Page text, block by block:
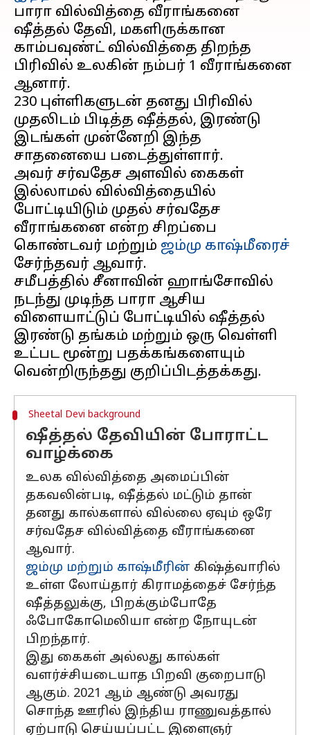
பாரா வில்வித்தை வீராங்கனை
ஷீத்தல் தேவி, மகளிருக்கான
காம்பவுண்ட் வில்வித்தை திறந்த
பிரிவில் உலகின் நம்பர் 1 வீராங்கனை
ஆனார்.
230 புள்ளிகளுடன் தனது பிரிவில்
முதலிடம் பிடித்த ஷீத்தல், இரண்டு
இடங்கள் முன்னேறி இந்த
சாதனையை படைத்துள்ளார்.
அவர் சர்வதேச அளவில் கைகள்
இல்லாமல் வில்வித்தையில்
போட்டியிடும் முதல் சர்வதேச
வீராங்கனை என்ற சிறப்பை
கொண்டவர் மற்றும் ஜம்மு காஷ்மீரைச்
சேர்ந்தவர் ஆவார்.
சமீபத்தில் சீனாவின் ஹாங்சோவில்
நடந்து முடிந்த பாரா ஆசிய
விளையாட்டுப் போட்டியில் ஷீத்தல்
இரண்டு தங்கம் மற்றும் ஒரு வெள்ளி
உட்பட மூன்று பதக்கங்களையும்
Sheetal Devi background
ஷீத்தல் தேவியின் போராட்ட
வாழ்க்கை
உலக வில்வித்தை அமைப்பின்
தகவலின்படி, ஷீத்தல் மட்டும் தான்
தனது கால்களால் வில்லை ஏவும் ஒரே
சர்வதேச வில்வித்தை வீராங்கனை
ஆவார்.
ஜம்மு மற்றும் காஷ்மீரின் கிஷ்த்வாரில்
உள்ள லோய்தார் கிராமத்தைச் சேர்ந்த
ஷீத்தலுக்கு, பிறக்கும்போதே
ஃபோகோமெலியா என்ற நோயுடன்
பிறந்தார்.
இது கைகள் அல்லது கால்கள்
வளர்ச்சியடையாத பிறவி குறைபாடு
ஆகும். 2021 ஆம் ஆண்டு அவரது
சொந்த ஊரில் இந்திய ராணுவத்தால்
ஏற்பாடு செய்யப்பட்ட இளைஞர்